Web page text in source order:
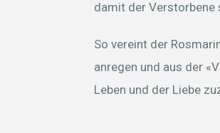
damit der Verstorbene
So vereint der
anregen und aus der
Leben und der Liebe